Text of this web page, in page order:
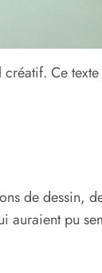
Ce
de dessin,
auraient pu